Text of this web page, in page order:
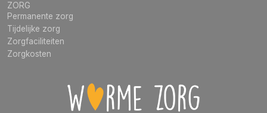
ZORG
Permanente zorg
Tijdelijke zorg
Zorgfaciliteiten
Zorgkosten